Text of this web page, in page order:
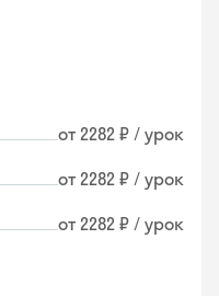
от 2282 ₽ / урок
от 2282 ₽ / урок
от 2282 ₽ / урок